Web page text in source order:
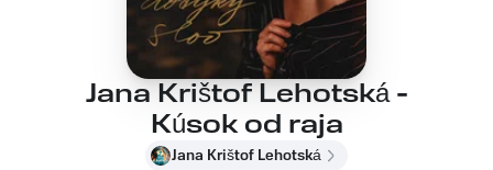
Jana Krištof Lehotská -
Kúsok od raja
Jana Krištof Lehotská